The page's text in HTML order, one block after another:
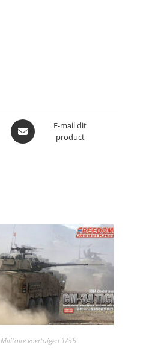
Opent
in
E-mail dit
product
Militaire voertuigen 1/35